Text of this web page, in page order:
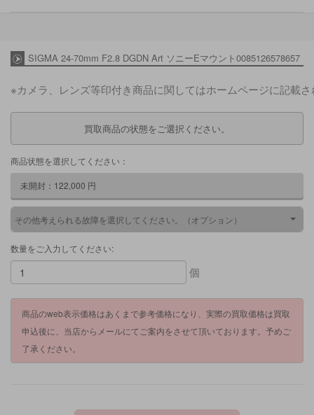
SIGMA 24-70mm F2.8 DGDN Art ソニーEマウント0085126578657
※カメラ、レンズ等印付き商品に関してはホームページに記載
買取商品の状態をご選択ください。
商品状態を選択してください：
未開封： 122,000 円
その他考えられる故障を選択してください。（オプション）
数量をご入力してください:
個
商品のweb表示価格はあくまで参考価格になり、実際の買取価格は買取
申込後に、当店からメールにてご案内をさせて頂いております。予めご
了承ください。